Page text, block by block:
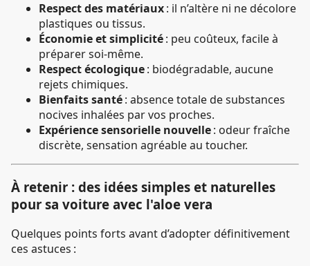
Respect des matériaux: il n’altère ni ne décolore
plastiques ou tissus.
Économie et simplicité: peu coûteux, facile à
préparer soi-même.
Respect écologique: biodégradable, aucune
rejets chimiques.
Bienfaits santé: absence totale de substances
nocives inhalées par vos proches.
Expérience sensorielle nouvelle: odeur fraîche
discrète, sensation agréable au toucher.
À retenir : des idées simples et naturelles
pour sa voiture avec l'aloe vera
Quelques points forts avant d’adopter définitivement
ces astuces :